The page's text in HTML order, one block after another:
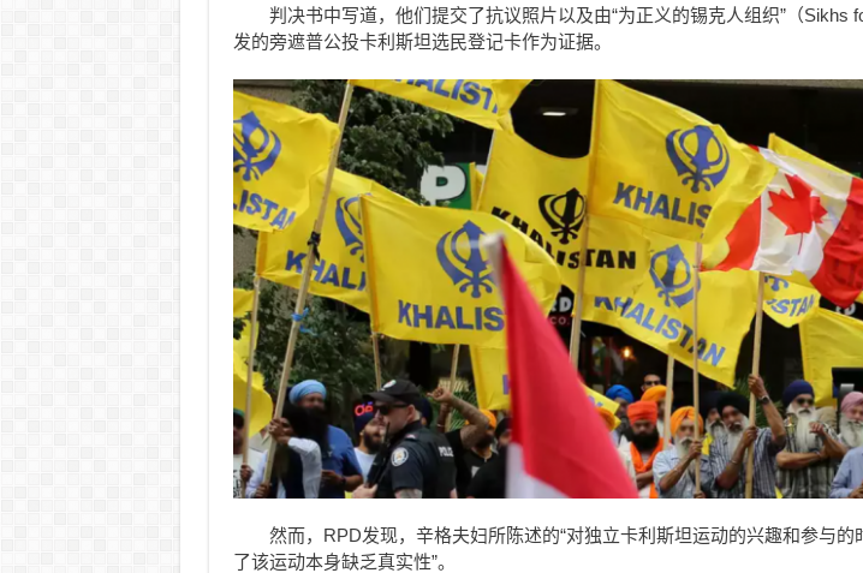
判决书中写道，他们提交了抗议照片以及由“为正义的锡克人组织”（Sikhs
发的旁遮普公投卡利斯坦选民登记卡作为证据。
然而，RPD发现，辛格夫妇所陈述的“对独立卡利斯坦运动的兴趣和参与的
了该运动本身缺乏真实性”。